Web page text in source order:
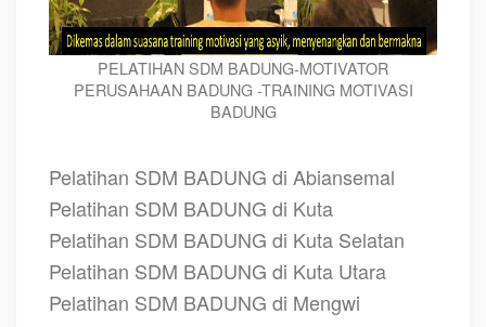
PELATIHAN SDM BADUNG-MOTIVATOR
PERUSAHAAN BADUNG -TRAINING MOTIVASI
BADUNG
Pelatihan SDM BADUNG di Abiansemal
Pelatihan SDM BADUNG di Kuta
Pelatihan SDM BADUNG di Kuta Selatan
Pelatihan SDM BADUNG di Kuta Utara
Pelatihan SDM BADUNG di Mengwi